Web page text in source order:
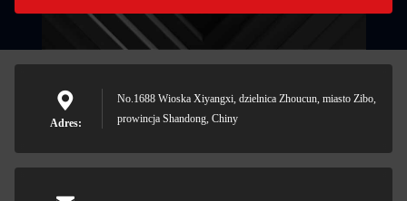
Adres:
No.1688 Wioska Xiyangxi, dzielnica Zhoucun, miasto Zibo,
prowincja Shandong, Chiny